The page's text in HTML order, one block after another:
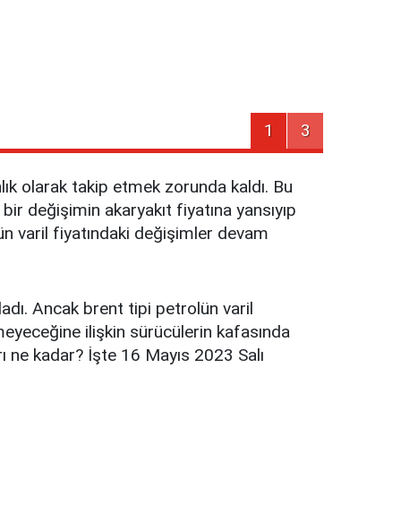
1 3
olarak takip etmek zorunda kaldı. Bu
değişimin akaryakıt fiyatına yansıyıp
varil fiyatındaki değişimler devam
Ancak brent tipi petrolün varil
ilişkin sürücülerin kafasında
kadar? İşte 16 Mayıs 2023 Salı